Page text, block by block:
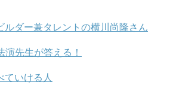
ルダー兼タレントの横川尚隆さん
先生が答える！
ていける人